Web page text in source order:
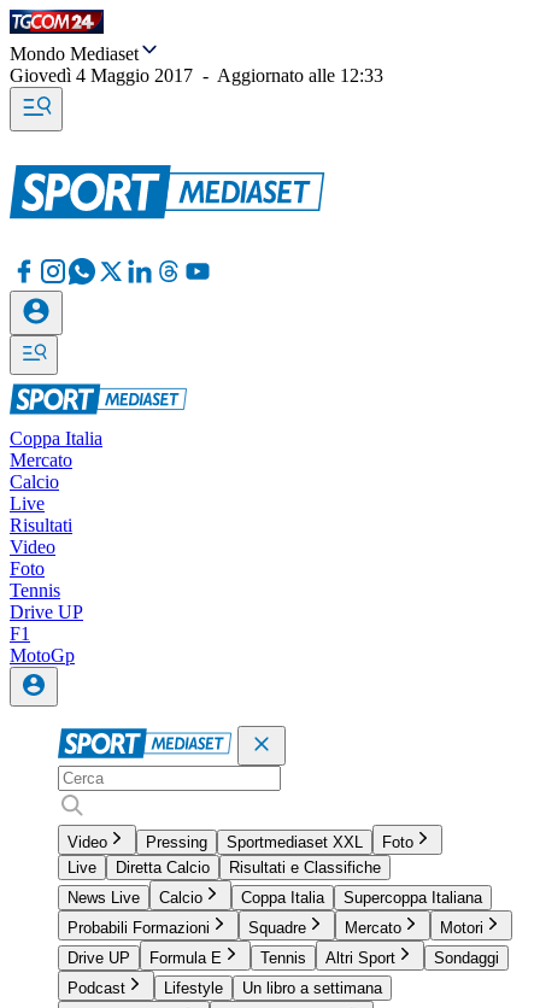
Mondo Mediaset
Giovedì 4 Maggio 2017 - Aggiornato alle 12:33
Coppa Italia
Mercato
Calcio
Live
Risultati
Video
Foto
Tennis
Drive UP
F1
MotoGp
Video Pressing Sportmediaset XXL
Foto
Live
Diretta Calcio
Risultati e Classifiche
News Live
Calcio Coppa Italia
Supercoppa Italiana
Probabili Formazioni
Squadre Mercato
Motori
Drive UP
Formula E Tennis Altri Sport
Sondaggi
Podcast
Lifestyle
Un libro a settimana